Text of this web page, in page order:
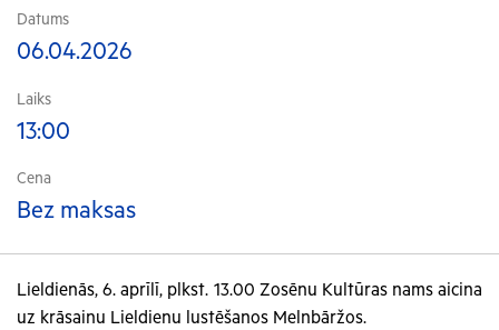
Datums
06.04.2026
Laiks
13:00
Cena
Bez maksas
Lieldienās, 6. aprīlī, plkst. 13.00 Zosēnu Kultūras nams aicina
uz krāsainu Lieldienu lustēšanos Melnbāržos.